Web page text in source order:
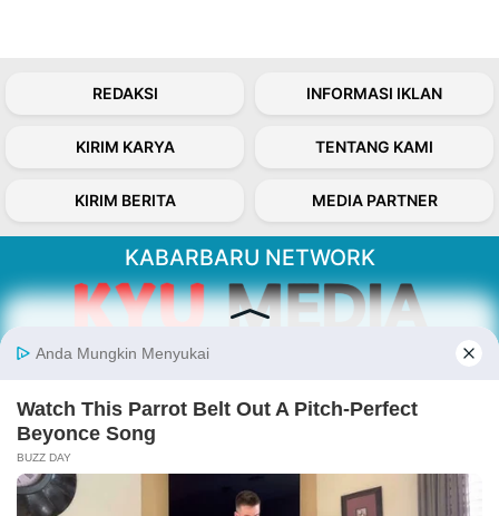
REDAKSI INFORMASI IKLAN
KIRIM KARYA TENTANG KAMI
KIRIM BERITA MEDIA PARTNER
KABARBARU NETWORK
Kabarbaru.co menyajikan berita aktual dan
inspiratif dari sudut pandang berbaik sangka